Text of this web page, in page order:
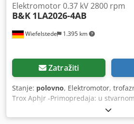
Wiefelstede 1.395 km
Elektromotor 0.37 kV 2800 rpm
B&K 1LA2026-4AB
Zatražiti
Stanje: polovno, Elektromotor,
Trox Aphjr -Primopredaja: u
-Pogonska osovina: oštećenje vidi
& K, tip elektromotora 1LA2026-4AB -